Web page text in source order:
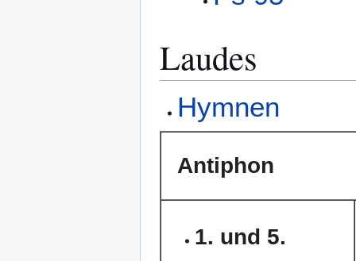
Laudes
Hymnen
Antiphon
1. und 5.